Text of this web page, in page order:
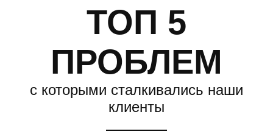
ТОП 5
ПРОБЛЕМ
с которыми сталкивались наши
клиенты